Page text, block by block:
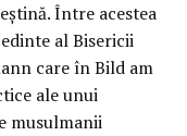
Între acestea
al Bisericii
care în Bild am
ale unui
musulmanii